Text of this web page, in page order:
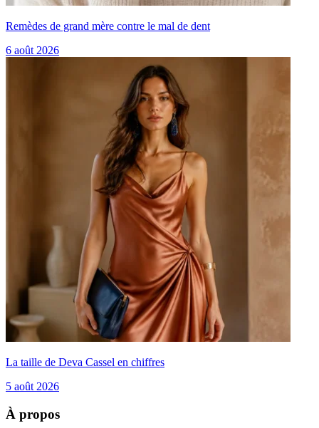
Remèdes de grand mère contre le mal de dent
6 août 2026
La taille de Deva Cassel en chiffres
5 août 2026
À propos